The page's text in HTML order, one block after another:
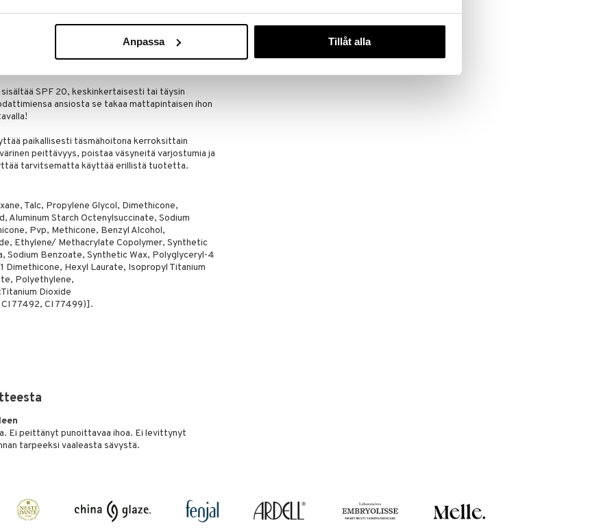
Anpassa Tillåt alla
mukautua ihon liikkeisiin huonontamatta
Pohjustuksella on myös silottava vaikutus,
sisältää SPF 20, keskinkertaisesti tai täysin
ansiosta se takaa mattapintaisen ihon
paikallisesti täsmähoitona kerroksittain
peittävyys, poistaa väsyneitä varjostumia ja
tarvitsematta käyttää erillistä tuotetta.
Talc, Propylene Glycol, Dimethicone,
Aluminum Starch Octenylsuccinate, Sodium
Pvp, Methicone, Benzyl Alcohol,
Ethylene/ Methacrylate Copolymer, Synthetic
Sodium Benzoate, Synthetic Wax, Polyglyceryl-4
Hexyl Laurate, Isopropyl Titanium
Polyethylene,
Dioxide
CI 77492, CI 77499)].
Ei peittänyt punoittavaa ihoa. Ei levittynyt
tarpeeksi vaaleasta sävystä.